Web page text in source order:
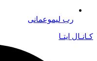
رب لیموعمانی
کـانـال ایتـا